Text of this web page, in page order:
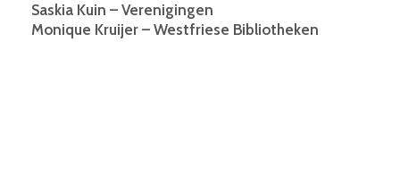
Saskia Kuin – Verenigingen
Monique Kruijer – Westfriese Bibliotheken